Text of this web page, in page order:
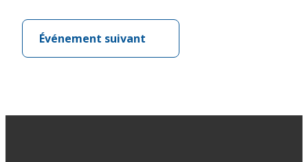
Événement suivant